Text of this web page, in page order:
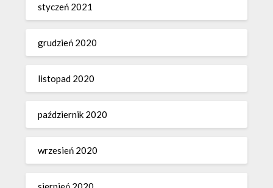
styczeń 2021
grudzień 2020
listopad 2020
październik 2020
wrzesień 2020